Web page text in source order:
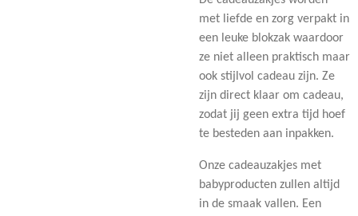
met liefde en zorg verpakt in
een leuke blokzak waardoor
ze niet alleen praktisch maar
ook stijlvol cadeau zijn. Ze
zijn direct klaar om cadeau,
zodat jij geen extra tijd hoef
te besteden aan inpakken.
Onze cadeauzakjes met
babyproducten zullen altijd
in de smaak vallen. Een